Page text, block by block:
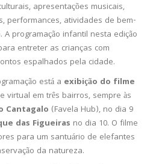
apresentações musicais,
performances, atividades de bem-
programação infantil nesta edição
entreter as crianças com
espalhados pela cidade.
está a exibição do filme
virtual em três bairros, sempre às
Cantagalo (Favela Hub), no dia 9
das Figueiras no dia 10. O filme
para um santuário de elefantes
da natureza.